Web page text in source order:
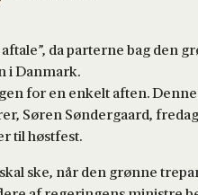
aftale”, da parterne bag
i Danmark.
for en enkelt aften.
Søren Søndergaard,
til høstfest.
ske, når den grønne